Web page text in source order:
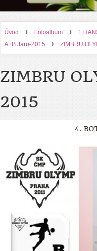
Úvod › Fotoalbum ›
A+B Jaro-2015
› ZIMBRU
ZIMBRU
2015
4.